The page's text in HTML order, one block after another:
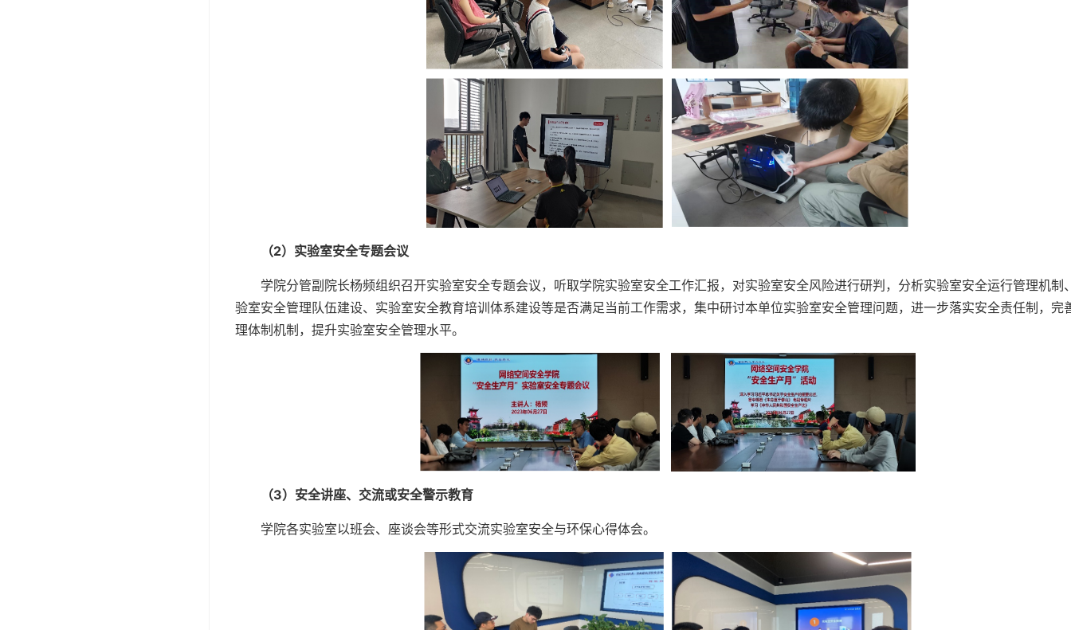
（2）实验室安全专题会议
学院分管副院长杨频组织召开实验室安全专题会议，听取学院实验室安全工作汇报，对实验室安全风险进行研判，分析实验室安全运行管理机制
验室安全管理队伍建设、实验室安全教育培训体系建设等是否满足当前工作需求，集中研讨本单位实验室安全管理问题，进一步落实安全责任制，完
理体制机制，提升实验室安全管理水平。
（3）安全讲座、交流或安全警示教育
学院各实验室以班会、座谈会等形式交流实验室安全与环保心得体会。